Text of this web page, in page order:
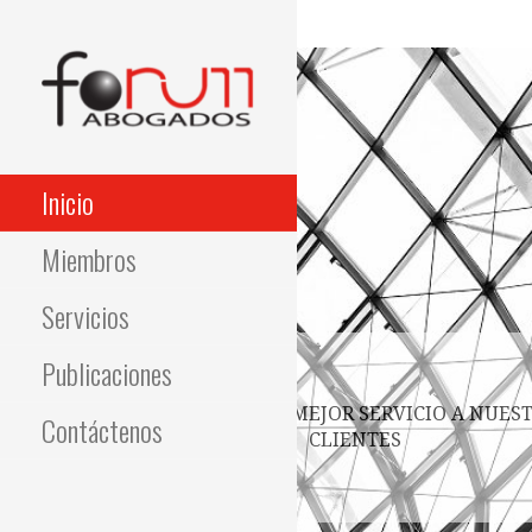
contenido
Inicio
Miembros
Servicios
Publicaciones
ContáctenosBRINDAMOS EL MEJOR SERVICIO A
CLIENTES